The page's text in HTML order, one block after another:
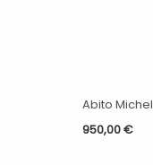
Abito
950,00€